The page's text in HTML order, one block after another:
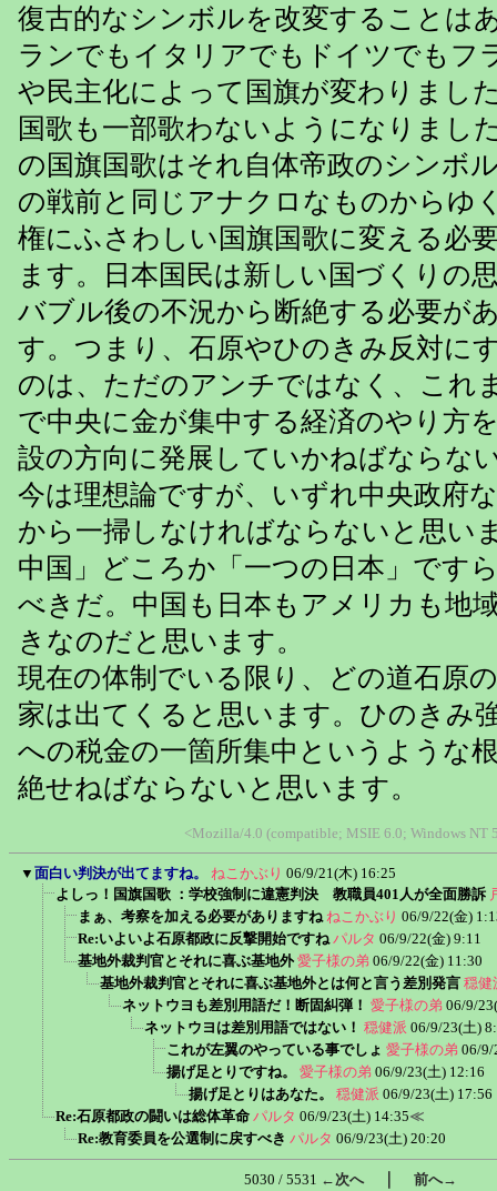
復古的なシンボルを改変することは
ランでもイタリアでもドイツでもフ
や民主化によって国旗が変わりまし
国歌も一部歌わないようになりまし
の国旗国歌はそれ自体帝政のシンボ
の戦前と同じアナクロなものからゆ
権にふさわしい国旗国歌に変える必
ます。日本国民は新しい国づくりの
バブル後の不況から断絶する必要が
す。つまり、石原やひのきみ反対に
のは、ただのアンチではなく、これ
で中央に金が集中する経済のやり方
設の方向に発展していかねばならな
今は理想論ですが、いずれ中央政府
から一掃しなければならないと思い
中国」どころか「一つの日本」です
べきだ。中国も日本もアメリカも地
きなのだと思います。
現在の体制でいる限り、どの道石原
家は出てくると思います。ひのきみ
への税金の一箇所集中というような
絶せねばならないと思います。
<Mozilla/4.0 (compatible; MSIE 6.0; Windows NT
▼ 面白い判決が出てますね。 ねこかぶり 06/9/21(木) 16:25
よしっ！国旗国歌 ：学校強制に違憲判決 教職員401人が全面勝訴
まぁ、考察を加える必要がありますね ねこかぶり 06/9/22(金)
Re:いよいよ石原都政に反撃開始ですね パルタ 06/9/22(金) 9:11
基地外裁判官とそれに喜ぶ基地外 愛子様の弟 06/9/22(金) 11:30
基地外裁判官とそれに喜ぶ基地外とは何と言う差別発言 穏健
ネットウヨも差別用語だ！断固糾弾！ 愛子様の弟 06/9/
ネットウヨは差別用語ではない！ 穏健派 06/9/23(土)
これが左翼のやっている事でしょ 愛子様の弟 06/9/
揚げ足とりですね。
愛子様の弟 06/9/23(土) 12:16
揚げ足とりはあなた。
穏健派 06/9/23(土) 17:56
Re:石原都政の闘いは総体革命 パルタ 06/9/23(土) 14:35≪
Re:教育委員を公選制に戻すべき パルタ 06/9/23(土) 20:20
5030 / 5531 ←次へ｜ 前へ→